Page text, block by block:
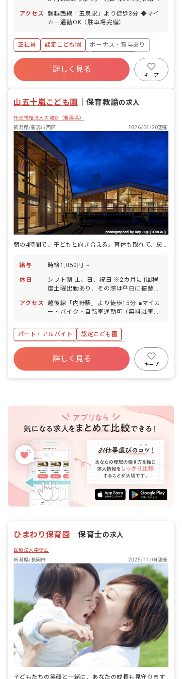
後・育児休暇（取得率100％、復帰率も
ほぼ100％！）
アクセス
磐越西線「五泉駅」より徒歩3分 ◆マイ
カー通勤OK（駐車場完備）
正社員 認定こども園
ボーナス・賞与あり
寮・住宅・家賃補助あり
社会保険完備
退職金制度
残業少なめ
詳しく見る
キープ
山五十嵐こども園 保育教諭の求人
社会福祉法人大地会（新潟県）
新潟県/新潟市西区
2026/04/20更新
朝の4時間で、子どもと向き合える。育休も取れて、戻ってくる園。
給与 時給1,050円 ~
休日
シフト制 土、日、祝日 ※2カ月に1回程
度土曜出勤あり、その際は平日に振替休
暇 有給休暇（取得率70％／5日以上の連
休相談OK） 産前産後・育児休暇（取得
暇 ※お盆時期の連休取得も相談可能で
す。 ※希望日に特別休暇や有給を使用し
て、お子さんの学校行事参加や家庭の用
事などもOK！
アクセス
越後線「内野駅」より徒歩15分 ■マイカ
ー・バイク・自転車通勤可（無料駐車場
どから通勤している職員が多いです。
パート・アルバイト
認定こども園
社会保険完備
有給
福利厚生充実
産休育休制度
社会福祉法人
詳しく見る
キープ
ひまわり保育園 ｜保育士の求人
医療法人崇徳会
新潟県/長岡市
2025/11/04更新
子どもたちの笑顔と一緒に、あなたの成長も見守ります